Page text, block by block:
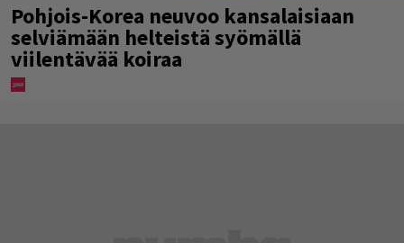
Pohjois-Korea neuvoo kansalaisiaan
selviämään helteistä syömällä
viilentävää koiraa